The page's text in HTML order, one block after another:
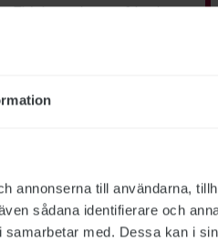
annonserna till användarna,
sådana identifierare och
med. Dessa kan i
Tidningen har en fri och
principer